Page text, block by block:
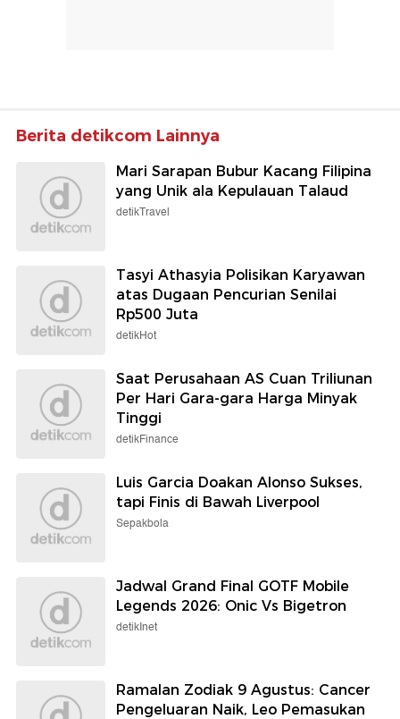
Berita detikcom Lainnya
Mari Sarapan Bubur Kacang Filipina
yang Unik ala Kepulauan Talaud
detikTravel
Tasyi Athasyia Polisikan Karyawan
atas Dugaan Pencurian Senilai
Rp500 Juta
detikHot
Saat Perusahaan AS Cuan Triliunan
Per Hari Gara-gara Harga Minyak
Tinggi
detikFinance
Luis Garcia Doakan Alonso Sukses,
tapi Finis di Bawah Liverpool
Sepakbola
Jadwal Grand Final GOTF Mobile
Legends 2026: Onic Vs Bigetron
detikInet
Ramalan Zodiak 9 Agustus: Cancer
Pengeluaran Naik, Leo Pemasukan